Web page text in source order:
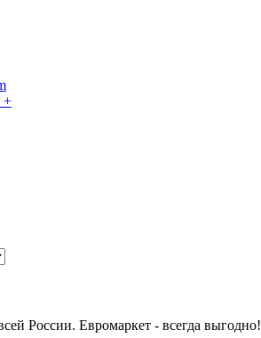
+
России. Евромаркет - всегда